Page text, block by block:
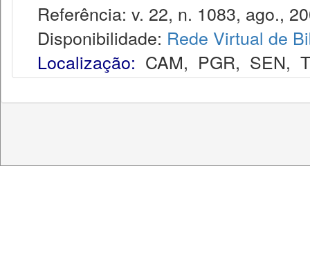
Referência: v. 22, n. 1083, ago.,
Disponibilidade: Rede Virtual de
Localização: CAM, PGR, SEN,